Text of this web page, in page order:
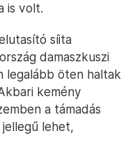
is volt.
síita
damaszkuszi
legalább öten haltak
kemény
a támadás
lehet,